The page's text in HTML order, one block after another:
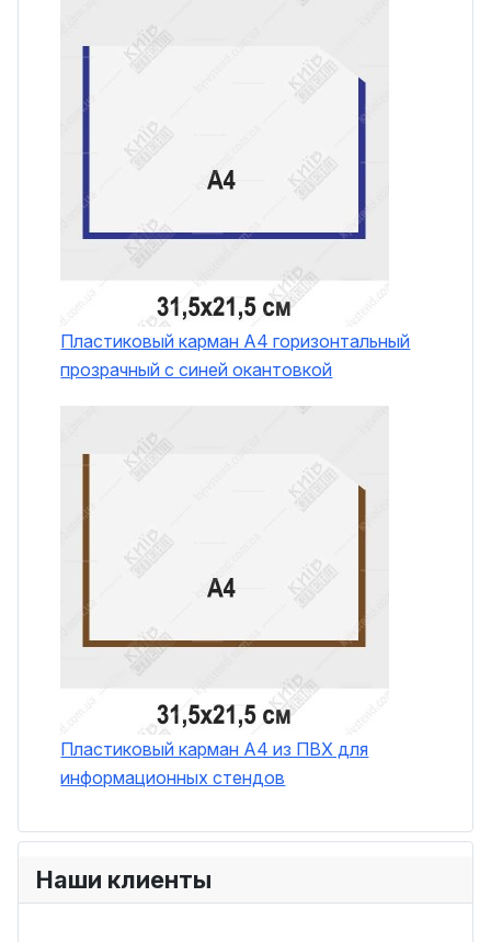
Пластиковый карман А4 горизонтальный
прозрачный с синей окантовкой
Пластиковый карман A4 из ПВХ для
информационных стендов
Наши клиенты